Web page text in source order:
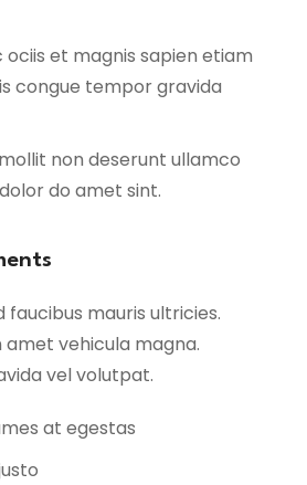
ociis et magnis sapien etiam
congue tempor gravida
non deserunt ullamco
do amet sint.
faucibus mauris ultricies.
amet vehicula magna.
vel volutpat.
at egestas